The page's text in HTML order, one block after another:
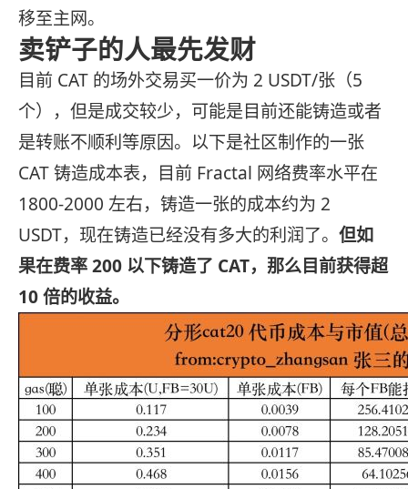
移至主网。
卖铲子的人最先发财
目前 CAT 的场外交易买一价为 2 USDT/张（5
个），但是成交较少，可能是目前还能铸造或者
是转账不顺利等原因。以下是社区制作的一张
CAT 铸造成本表，目前 Fractal 网络费率水平在
1800-2000 左右，铸造一张的成本约为 2
USDT，现在铸造已经没有多大的利润了。 但如
果在费率 200 以下铸造了 CAT，那么目前获得超
10 倍的收益。